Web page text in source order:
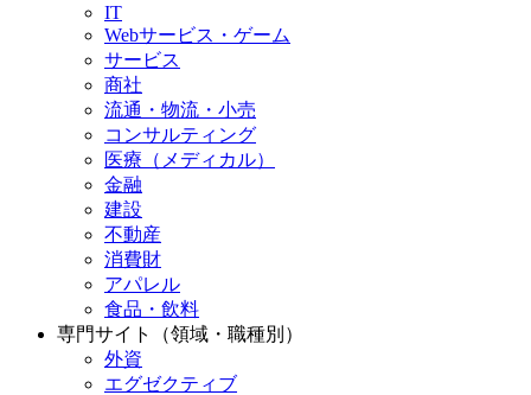
IT
Webサービス・ゲーム
サービス
商社
流通・物流・小売
コンサルティング
医療（メディカル）
金融
建設
不動産
消費財
アパレル
食品・飲料
専門サイト（領域・職種別）
外資
エグゼクティブ